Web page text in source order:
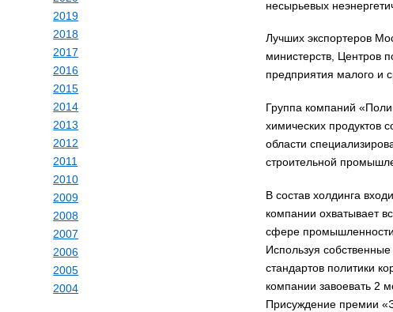
2019
2018
2017
2016
2015
2014
2013
2012
2011
2010
2009
2008
2007
2006
2005
2004
несырьевых
Лучших экспортеров
министерств, Центров
предприятия малого и
Группа компаний
химических продуктов
области
строительной
В состав холдинга
компании охватывает
сфере
Используя
стандартов политики
компании завоевать 2
Присуждение премии